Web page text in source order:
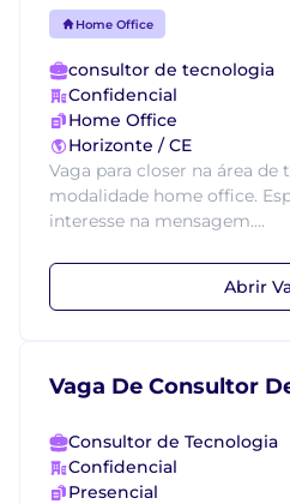
Home Office
consultor de tecnologia
Confidencial
Home Office
Horizonte / CE
Vaga para closer na área de
modalidade home office.
interesse na mensagem....
Abrir
Vaga De Consultor
Consultor de Tecnologia
Confidencial
Presencial